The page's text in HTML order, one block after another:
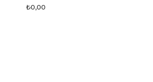
₺0,00